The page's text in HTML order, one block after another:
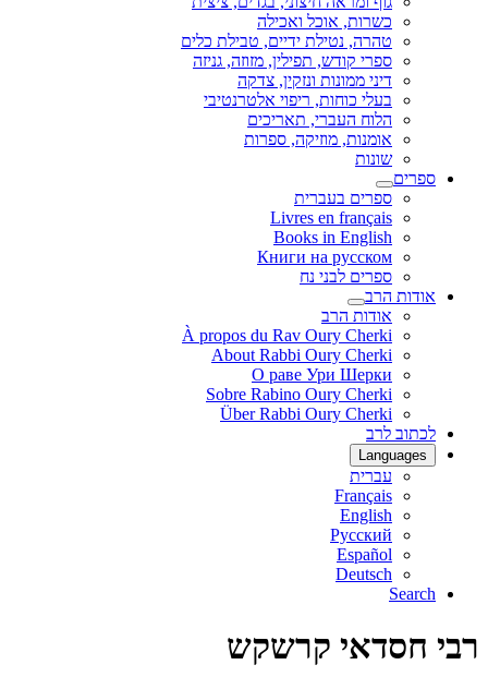
כשרות, אוכל ואכילה
טהרה, נטילת ידיים, טבילת כלים
ספרי קודש, תפילין, מזוזה, גניזה
דיני ממונות ונזקין, צדקה
בעלי כוחות, ריפוי אלטרנטיבי
הלוח העברי, תאריכים
אומנות, מוזיקה, ספרות
שונות
ספרים
ספרים בעברית
Livres en français
Books in English
Книги на русском
ספרים לבני נח
אודות הרב
אודות הרב
À propos du Rav Oury Cherki
About Rabbi Oury Cherki
О раве Ури Шерки
Sobre Rabino Oury Cherki
Über Rabbi Oury Cherki
לכתוב לרב
Languages
עברית
Français
English
Русский
Español
Deutsch
Search
רבי חסדאי קרשקש